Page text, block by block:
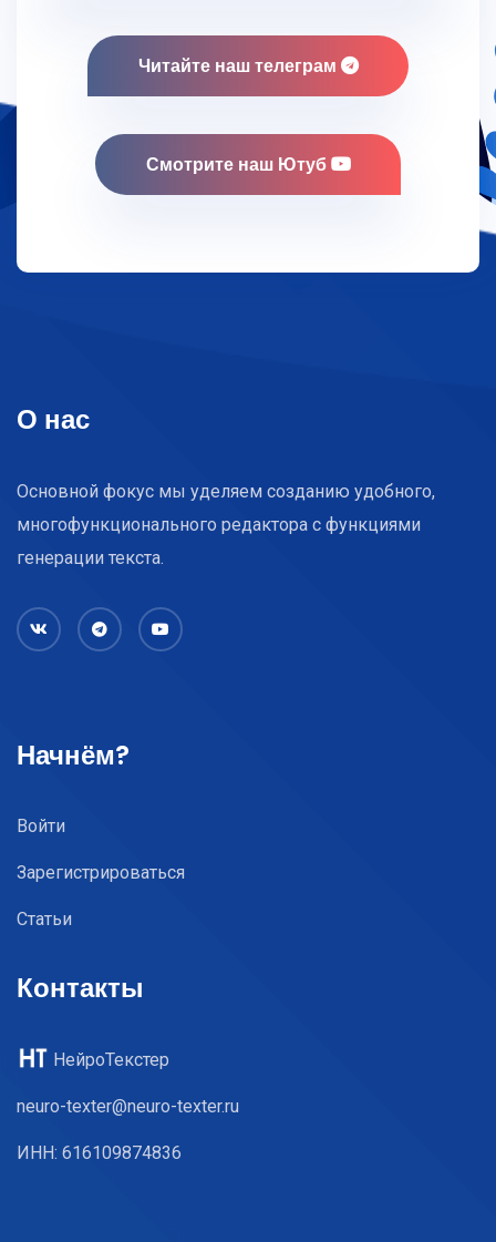
Читайте наш телеграм
Смотрите наш Ютуб
О нас
Основной фокус мы уделяем созданию удобного,
многофункционального редактора с функциями
генерации текста.
Начнём?
Войти
Зарегистрироваться
Статьи
Контакты
НейроТекстер
neuro-texter@neuro-texter.ru
ИНН: 616109874836